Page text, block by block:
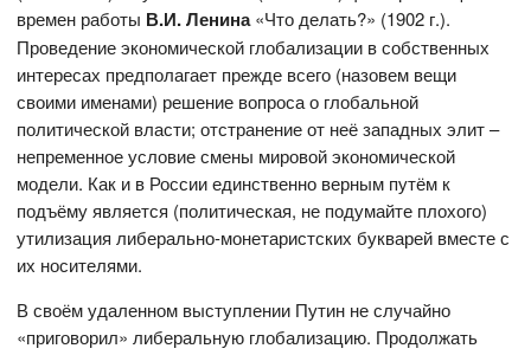
времен работы В.И. Ленина«Что делать?» (1902 г.).
Проведение экономической глобализации в собственных
интересах предполагает прежде всего (назовем вещи
своими именами) решение вопроса о глобальной
политической власти; отстранение от неё западных элит –
непременное условие смены мировой экономической
модели. Как и в России единственно верным путём к
подъёму является (политическая, не подумайте плохого)
утилизация либерально-монетаристских букварей вместе с
их носителями.
В своём удаленном выступлении Путин не случайно
«приговорил» либеральную глобализацию. Продолжать